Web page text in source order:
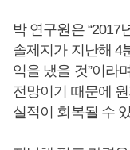
박 연구원은 “2017
솔제지가 지난해 4
익을 냈을 것”이라
전망이기 때문에
실적이 회복될 수